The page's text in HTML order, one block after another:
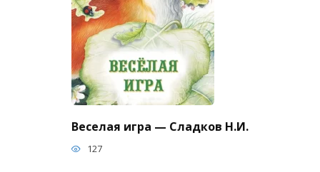
Веселая игра — Сладков Н.И.
127